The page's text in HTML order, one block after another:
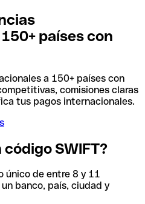
países con
a 150+ países con
comisiones claras
tus pagos internacionales.
SWIFT?
único de entre 8 y 11
banco, país, ciudad y